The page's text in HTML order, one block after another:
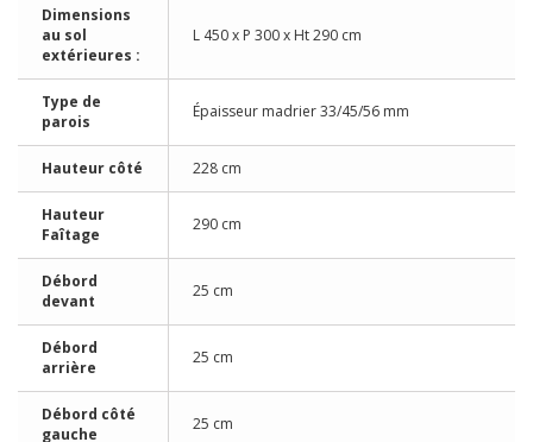
Dimensions
au sol
extérieures :
L 450 x P 300 x Ht 290 cm
Type de
parois
Épaisseur madrier 33/45/56 mm
Hauteur côté 228 cm
Hauteur
Faîtage
290 cm
Débord
devant
25 cm
Débord
arrière
25 cm
Débord côté
gauche
25 cm